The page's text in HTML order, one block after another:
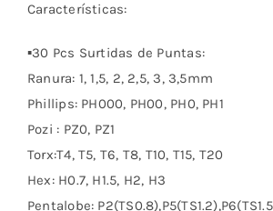
Características:
▪30 Pcs Surtidas de Puntas:
Ranura: 1, 1,5, 2, 2,5, 3, 3,5mm
Phillips: PH000, PH00, PH0, PH1
Pozi : PZ0, PZ1
Torx:T4, T5, T6, T8, T10, T15, T20
Hex: H0.7, H1.5, H2, H3
Pentalobe: